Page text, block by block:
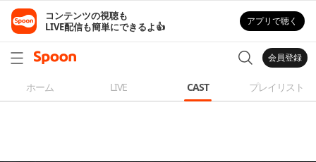
コンテンツの視聴も
LIVE配信も簡単にできるよ👍
アプリで聴く
会員登録
ホーム LIVE CAST プレイリスト